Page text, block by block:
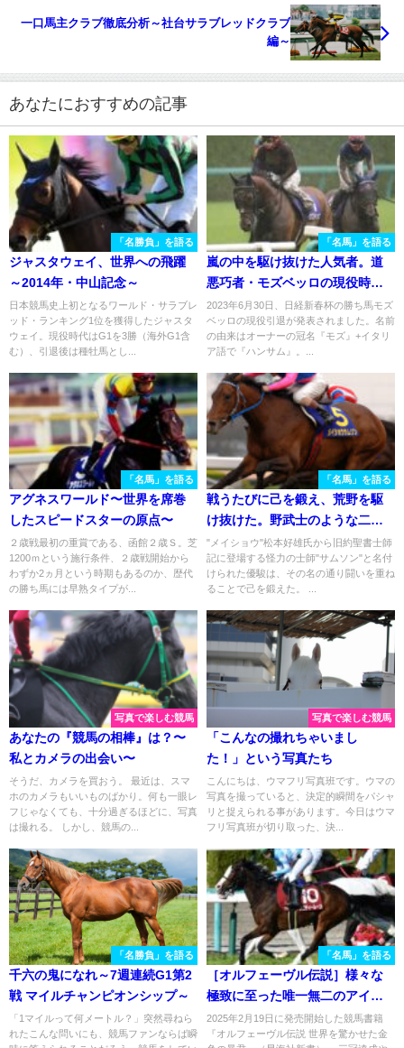
一口馬主クラブ徹底分析～社台サラブレッドクラブ
編～
あなたにおすすめの記事
「名勝負」を語る
ジャスタウェイ、世界への飛躍
～2014年・中山記念～
日本競馬史上初となるワールド・サラブレ
ッド・ランキング1位を獲得したジャスタ
ウェイ。現役時代はG1を3勝（海外G1含
む）、引退後は種牡馬とし...
「名馬」を語る
嵐の中を駆け抜けた人気者。道
悪巧者・モズベッロの現役時代
を振り返る
2023年6月30日、日経新春杯の勝ち馬モズ
ベッロの現役引退が発表されました。名前
の由来はオーナーの冠名『モズ』+イタリ
ア語で『ハンサム』。...
「名馬」を語る
アグネスワールド〜世界を席巻
したスピードスターの原点〜
２歳戦最初の重賞である、函館２歳Ｓ。芝
1200ｍという施行条件、２歳戦開始から
わずか2ヵ月という時期もあるのか、歴代
の勝ち馬には早熟タイプが...
「名馬」を語る
戦うたびに己を鍛え、荒野を駆
け抜けた。野武士のような二冠
馬、メイショウサムソン。
"メイショウ"松本好雄氏から旧約聖書士師
記に登場する怪力の士師"サムソン"と名付
けられた優駿は、その名の通り闘いを重ね
ることで己を鍛えた。 ...
写真で楽しむ競馬
あなたの『競馬の相棒』は？〜
私とカメラの出会い〜
そうだ、カメラを買おう。 最近は、スマ
ホのカメラもいいものばかり。何も一眼レ
フじゃなくても、十分過ぎるほどに、写真
は撮れる。 しかし、競馬の...
写真で楽しむ競馬
「こんなの撮れちゃいまし
た！」という写真たち
こんにちは、ウマフリ写真班です。ウマの
写真を撮っていると、決定的瞬間をパシャ
リと捉えられる事があります。今日はウマ
フリ写真班が切り取った、決...
「名勝負」を語る
千六の鬼になれ～7週連続G1第2
戦 マイルチャンピオンシップ～
「1マイルって何メートル？」突然尋ねら
れたこんな問いにも、競馬ファンならば瞬
「名馬」を語る
［オルフェーヴル伝説］様々な
極致に至った唯一無二のアイド
ル、メロディーレーン。その
「外れ値」ぶりを振り返る
2025年2月19日に発売開始した競馬書籍
『オルフェーヴル伝説 世界を驚かせた金